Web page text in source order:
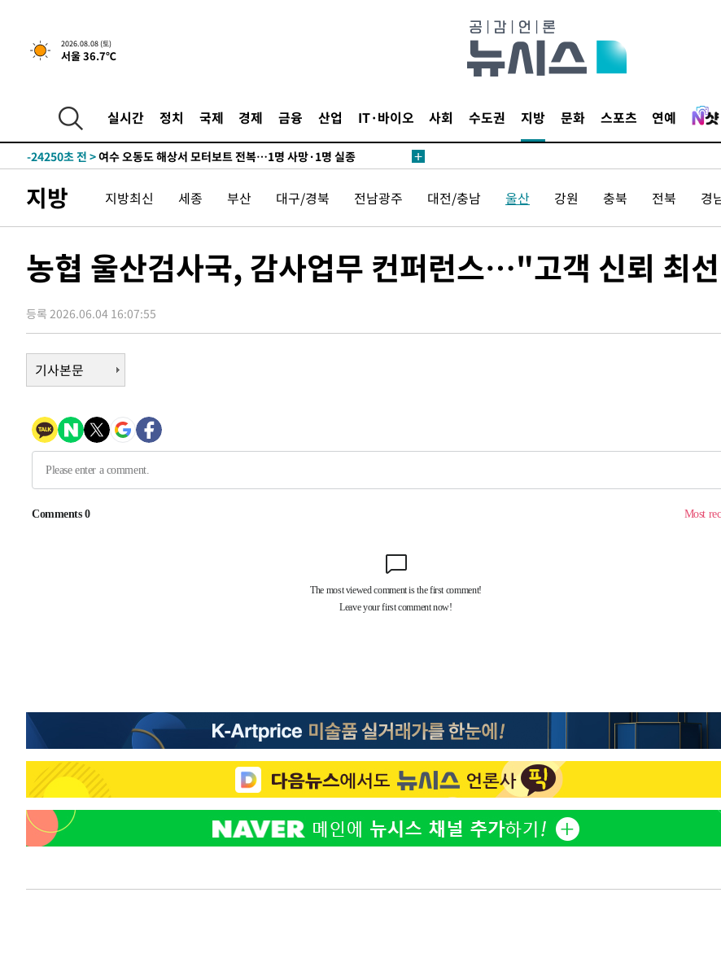
2026.08.08 (토)
서울 36.7℃
실시간 정치 국제 경제 금융 산업 IT·바이오 사회 수도권 지방 문화 스포츠 연예
37분 전 >[속보]뉴욕증시 상승 마감…S&P 0.6% 나스닥 1.3%↑
-24874초 전 >
남자 농구, 나고야 아시안게임서 '홈팀' 일본과 한일전
-24250초 전 >여수 오동도 해상서 모터보트 전복…1명 사망·1명 실종
-20477초 전 >극한폭염 한풀 꺾이지만…'낮 최고 35도' 무더위, 열대야 계속[다음
주 날씨]
-17495초 전 >
축구협회 "압수수색·성접대 논란 사과…쇄신의 기회로 삼겠다"
-16012초 전 >
37분 전 >[속보]뉴욕증시 상승 마감…S&P 0.6% 나스닥 1.3%↑
-29630초 전 >백운산서 80년근 천종산삼 9뿌리 발견…감정가 1.3억원
-27340초 전 > 선재도서 해루질 나섰다 실종 60대, 닷새 만에 숨진 채 발견
-24250초 전 >여수 오동도 해상서 모터보트 전복…1명 사망·1명 실종
-20477초 전 >
극한폭염 한풀 꺾이지만…'낮 최고 35도' 무더위, 열대야 계속[다음
-16012초 전 >[속보]'압수수색·성접대 논란' 축구협회 "실망과 걱정 안겨드려 죄
송"
-4633초 전 >'최고 37도' 폭염 지속…강원동해안 최대 150㎜ 비
37분 전 > [속보]뉴욕증시 상승 마감…S&P 0.6% 나스닥 1.3%↑
지방 지방최신 세종 부산 대구/경북 전남광주 대전/충남 울산 강원 충북 전북 경
농협 울산검사국, 감사업무 컨퍼런스…"고객 신뢰 최
등록 2026.06.04 16:07:55
기사본문
표창원, 남규리에 15년 만
사과…"제가 틀렸습니
2
라', 일주일 써보니
3
英유명 여배우, 큰 교통
살았다
4